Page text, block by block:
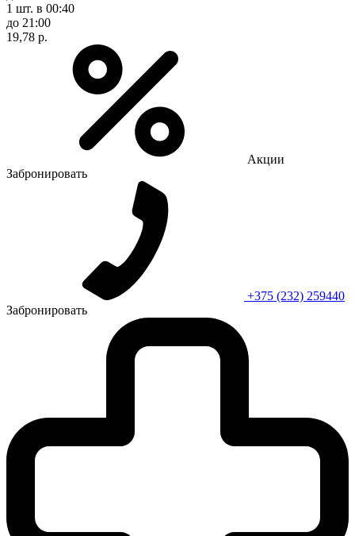
1 шт. в 00:40
до 21:00
19,78 р.
Акции
Забронировать
+375 (232) 259440
Забронировать